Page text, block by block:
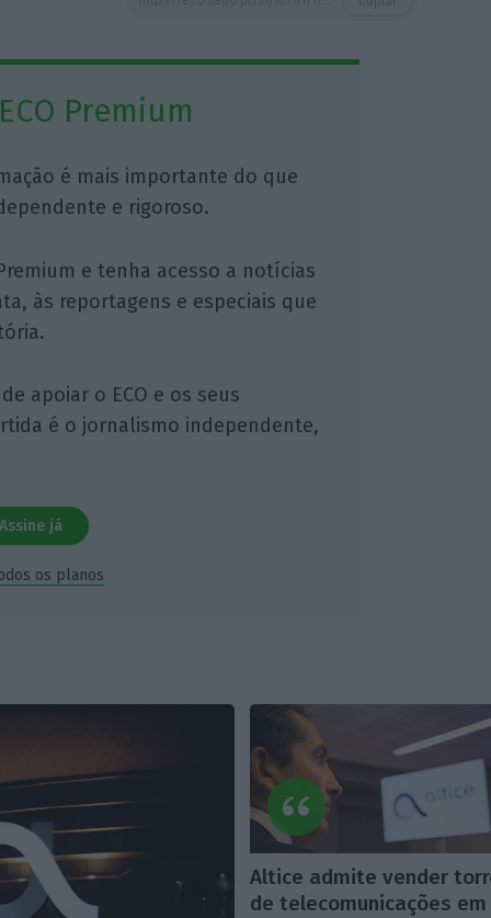
Premium
é mais importante do que
e rigoroso.
e tenha acesso a notícias
às reportagens e especiais que
apoiar o ECO e os seus
é o jornalismo independente,
Assine já
os planos
Altice admite vender
de telecomunicações em